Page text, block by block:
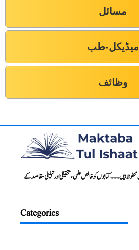
مسائل
میڈیکل-طب
وظائف
ہیں۔۔۔ کتابوں کو خالص علمی، تحقیقی اور تبلیغی مقاصد کے
Categories